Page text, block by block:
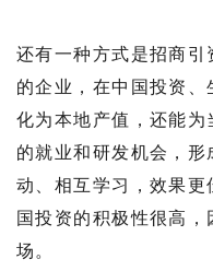
还有一种方式是招商
的企业，在中国投资
化为本地产值，还能
的就业和研发机会，
动、相互学习，效果更
国投资的积极性很高
场。